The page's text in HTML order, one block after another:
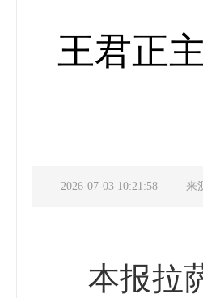
王君正
2026-07-03 10:21:58 来
本报拉